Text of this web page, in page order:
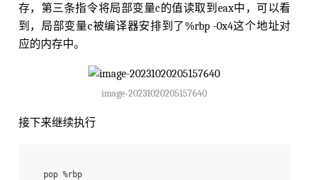
存，第三条指令将局部变量c的值读取到eax中，可以看
到，局部变量c被编译器安排到了%rbp -0x4这个地址对
应的内存中。
image-20231020205157640
接下来继续执行
pop %rbp